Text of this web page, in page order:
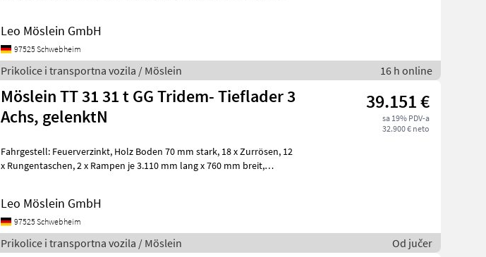
Leo Möslein GmbH
97525 Schwebheim
Prikolice i transportna vozila / Möslein 16 h online
Möslein TT 31 31 t GG Tridem- Tieflader 3
Achs, gelenktN
39.151 €
sa 19% PDV-a
32.900 € neto
Fahrgestell: Feuerverzinkt, Holz Boden 70 mm stark, 18 x Zurrösen, 12
x Rungentaschen, 2 x Rampen je 3.110 mm lang x 760 mm breit,
Leo Möslein GmbH
97525 Schwebheim
Prikolice i transportna vozila / Möslein Od jučer